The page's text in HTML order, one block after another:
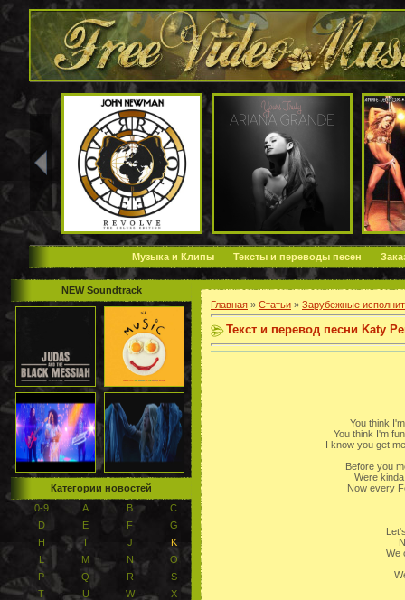
Музыка и Клипы Тексты и переводы песен
NEW Soundtrack
Категории новостей
0-9
A B
C
D
E F
G
H
I J
K
L
M N
O
P
Q R
S
T
U W
X
Главная » Статьи » Зарубежные
Текст и перевод песни Katy
You think
You think I'm
I know you get
Before you
Were
Now every
We